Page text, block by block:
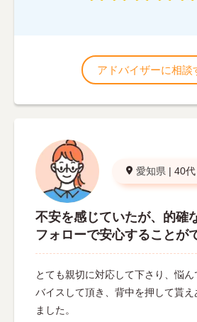
アドバイザーに相談
愛知県 | 40代
不安を感じていたが、的確
フォローで安心することが
とても親切に対応して下さり、悩
バイスして頂き、背中を押して貰
ました。